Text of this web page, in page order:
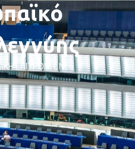
ΕΠΙΤΡΟΠΉ,Νέα